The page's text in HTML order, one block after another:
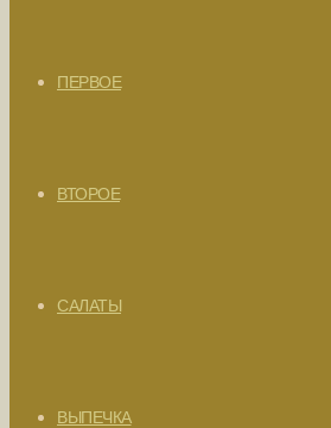
ПЕРВОЕ
ВТОРОЕ
САЛАТЫ
ВЫПЕЧКА